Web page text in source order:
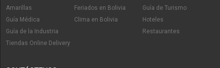
Amarillas
Guía Médica
Guía de la Industria
Tiendas Online Delivery
Feriados en Bolivia
Clima en Bolivia
Guía de Turismo
Hoteles
Restaurantes